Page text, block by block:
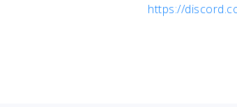
https://